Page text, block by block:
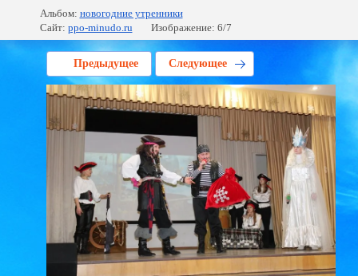
Альбом: новогодние утренники
Сайт: ppo-minudo.ru Изображение: 6/7
Предыдущее Следующее